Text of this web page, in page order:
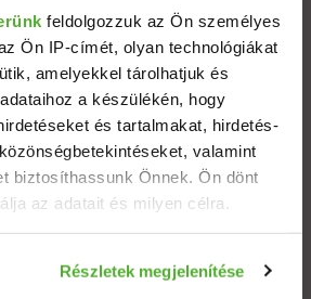
feldolgozzuk az Ön személyes
Ön IP-címét, olyan technológiákat
amelyekkel tárolhatjuk és
a készülékén, hogy
és tartalmakat, hirdetés-
valamint
biztosíthassunk Önnek. Ön dönt
az adatait és milyen célra.
az Ön földrajzi elhelyezkedéséről
Részletek megjelenítése